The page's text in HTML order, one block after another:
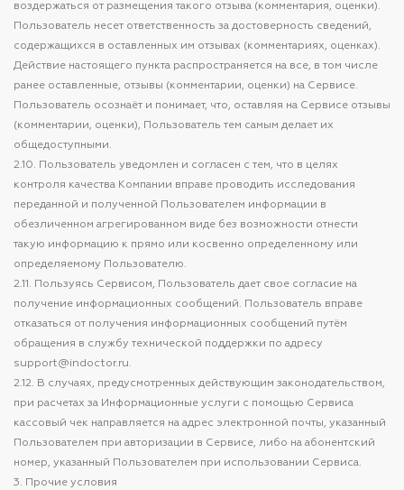
воздержаться от размещения такого отзыва (комментария, оценки).
Пользователь несет ответственность за достоверность сведений,
содержащихся в оставленных им отзывах (комментариях, оценках).
Действие настоящего пункта распространяется на все, в том числе
ранее оставленные, отзывы (комментарии, оценки) на Сервисе.
Пользователь осознаёт и понимает, что, оставляя на Сервисе отзывы
(комментарии, оценки), Пользователь тем самым делает их
общедоступными.
2.10. Пользователь уведомлен и согласен с тем, что в целях
контроля качества Компании вправе проводить исследования
переданной и полученной Пользователем информации в
обезличенном агрегированном виде без возможности отнести
такую информацию к прямо или косвенно определенному или
определяемому Пользователю.
2.11. Пользуясь Сервисом, Пользователь дает свое согласие на
получение информационных сообщений. Пользователь вправе
отказаться от получения информационных сообщений путём
обращения в службу технической поддержки по адресу
support@indoctor.ru.
2.12. В случаях, предусмотренных действующим законодательством,
при расчетах за Информационные услуги с помощью Сервиса
кассовый чек направляется на адрес электронной почты, указанный
Пользователем при авторизации в Сервисе, либо на абонентский
номер, указанный Пользователем при использовании Сервиса.
3. Прочие условия